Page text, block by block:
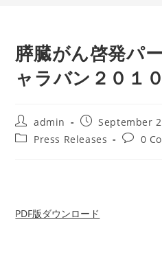
膵臓がん啓発パ
ャラバン２０１０
Post
author:
admin
Post
published:
September
PostPress Releases
Post0
PDF版ダウンロード